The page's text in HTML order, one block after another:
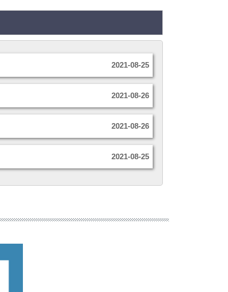
2021-08-25
2021-08-26
2021-08-26
2021-08-25